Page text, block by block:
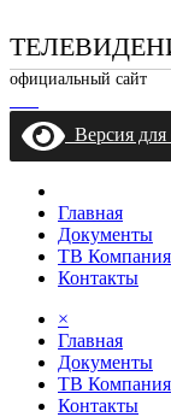
официальный сайт
Версия
Главная
Документы
ТВ Компания
Контакты
×
Главная
Документы
ТВ Компания
Контакты